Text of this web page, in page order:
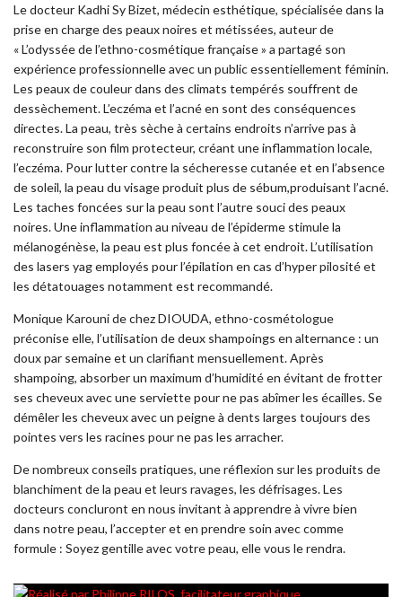
Le docteur Kadhi Sy Bizet, médecin esthétique, spécialisée dans la
prise en charge des peaux noires et métissées, auteur de
« L’odyssée de l’ethno-cosmétique française » a partagé son
expérience professionnelle avec un public essentiellement féminin.
Les peaux de couleur dans des climats tempérés souffrent de
dessèchement. L’eczéma et l’acné en sont des conséquences
directes. La peau, très sèche à certains endroits n’arrive pas à
reconstruire son film protecteur, créant une inflammation locale,
l’eczéma. Pour lutter contre la sécheresse cutanée et en l’absence
de soleil, la peau du visage produit plus de sébum,produisant l’acné.
Les taches foncées sur la peau sont l’autre souci des peaux
noires. Une inflammation au niveau de l’épiderme stimule la
mélanogénèse, la peau est plus foncée à cet endroit. L’utilisation
des lasers yag employés pour l’épilation en cas d’hyper pilosité et
les détatouages notamment est recommandé.
Monique Karouni de chez DIOUDA, ethno-cosmétologue
préconise elle, l’utilisation de deux shampoings en alternance : un
doux par semaine et un clarifiant mensuellement. Après
shampoing, absorber un maximum d’humidité en évitant de frotter
ses cheveux avec une serviette pour ne pas abîmer les écailles. Se
démêler les cheveux avec un peigne à dents larges toujours des
pointes vers les racines pour ne pas les arracher.
De nombreux conseils pratiques, une réflexion sur les produits de
blanchiment de la peau et leurs ravages, les défrisages. Les
docteurs concluront en nous invitant à apprendre à vivre bien
dans notre peau, l’accepter et en prendre soin avec comme
formule : Soyez gentille avec votre peau, elle vous le rendra.